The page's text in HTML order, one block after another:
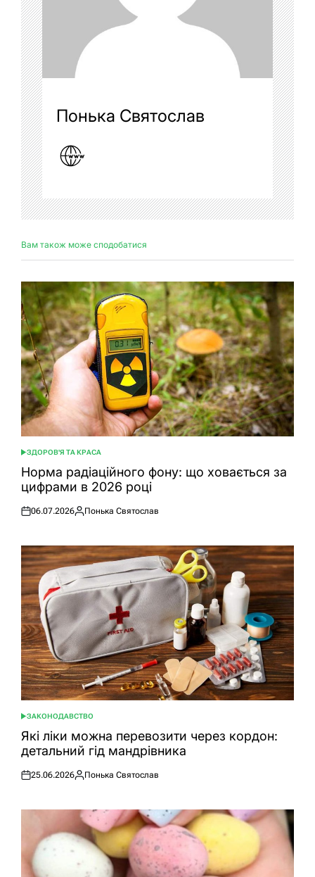
Понька Святослав
Вам також може сподобатися
ОПУБЛІКУВАТИ
У
ЗДОРОВ'Я ТА КРАСА
Норма радіаційного фону: що ховається за
цифрами в 2026 році
Оприлюднено
06.07.2026
Опубліковано
Понька Святослав
ОПУБЛІКУВАТИ
У
ЗАКОНОДАВСТВО
Які ліки можна перевозити через кордон:
детальний гід мандрівника
Оприлюднено
25.06.2026
Опубліковано
Понька Святослав